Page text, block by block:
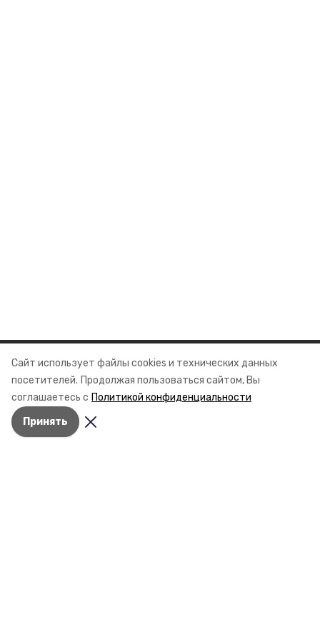
Сайт использует файлы cookies и технических данных
посетителей. Продолжая пользоваться сайтом, Вы
соглашаетесь с Политикой конфиденциальности
Принять
Разделы
Статьи